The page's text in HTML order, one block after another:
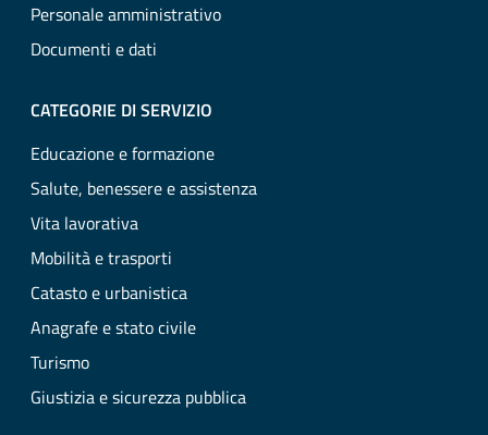
Personale amministrativo
Documenti e dati
CATEGORIE DI SERVIZIO
Educazione e formazione
Salute, benessere e assistenza
Vita lavorativa
Mobilità e trasporti
Catasto e urbanistica
Anagrafe e stato civile
Turismo
Giustizia e sicurezza pubblica